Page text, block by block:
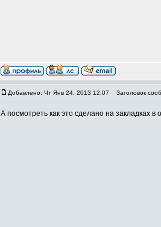
Добавлено: Чт Янв 24, 2013 12:07 Заголовок
А посмотреть как это сделано на закладках в